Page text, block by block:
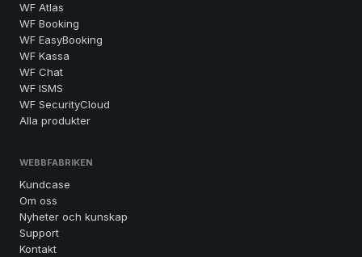
WF Atlas
WF Booking
WF EasyBooking
WF Kassa
WF Chat
WF ISMS
WF SecurityCloud
Alla produkter
WEBBFABRIKEN
Kundcase
Om oss
Nyheter och kunskap
Support
Kontakt